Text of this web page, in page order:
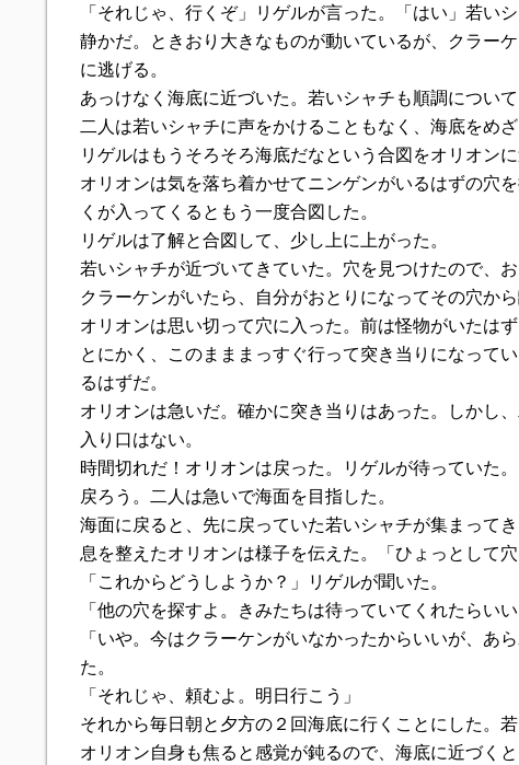
「それじゃ、行くぞ」リゲルが言った。「はい」若い
静かだ。ときおり大きなものが動いているが、クラー
に逃げる。
あっけなく海底に近づいた。若いシャチも順調につい
二人は若いシャチに声をかけることもなく、海底をめざ
リゲルはもうそろそろ海底だなという合図をオリオン
オリオンは気を落ち着かせてニンゲンがいるはずの穴
くが入ってくるともう一度合図した。
リゲルは了解と合図して、少し上に上がった。
若いシャチが近づいてきていた。穴を見つけたので、
クラーケンがいたら、自分がおとりになってその穴か
オリオンは思い切って穴に入った。前は怪物がいたは
とにかく、このまままっすぐ行って突き当りになって
るはずだ。
オリオンは急いだ。確かに突き当りはあった。しかし
入り口はない。
時間切れだ！オリオンは戻った。リゲルが待っていた。
戻ろう。二人は急いで海面を目指した。
海面に戻ると、先に戻っていた若いシャチが集まって
息を整えたオリオンは様子を伝えた。「ひょっとして
「これからどうしようか？」リゲルが聞いた。
「他の穴を探すよ。きみたちは待っていてくれたらいい
「いや。今はクラーケンがいなかったからいいが、あ
た。
「それじゃ、頼むよ。明日行こう」
それから毎日朝と夕方の２回海底に行くことにした。
オリオン自身も焦ると感覚が鈍るので、海底に近づく